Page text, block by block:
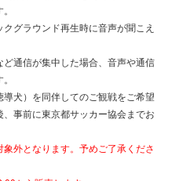
グラウンド再生時に音声が聞こえ
ど通信が集中した場合、音声や通信
導犬）を同伴してのご観戦をご希望
事前に東京都サッカー協会までお
象外となります。予めご了承くださ